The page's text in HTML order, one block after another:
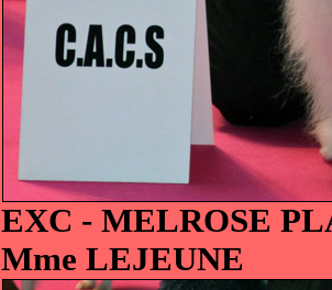
EXC - MELROSE
Mme LEJEUNE